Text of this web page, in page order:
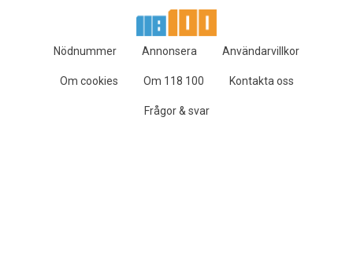
Nödnummer Annonsera Användarvillkor
Om cookies Om 118 100 Kontakta oss
Frågor & svar